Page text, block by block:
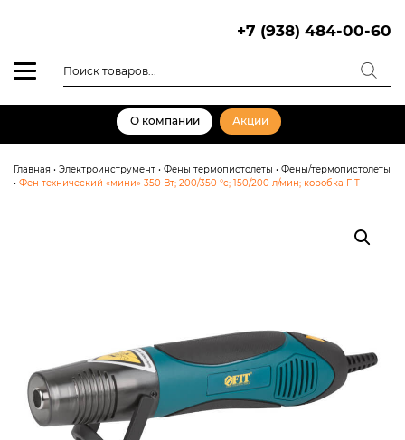
+7 (938) 484-00-60
товаров
О компании Акции
Главная • Электроинструмент • Фены термопистолеты • Фены/термопистолеты
• Фен технический «мини» 350 Вт; 200/350 °c; 150/200 л/мин; коробка FIT